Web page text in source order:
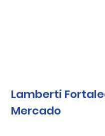
Lamberti
Mercado